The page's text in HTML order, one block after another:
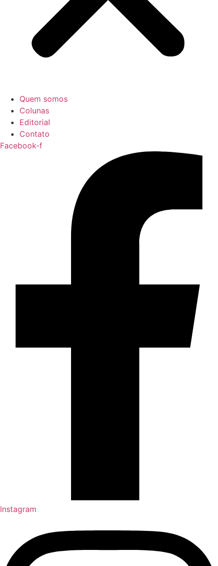
Quem somos
Colunas
Editorial
Contato
Facebook-f
Instagram